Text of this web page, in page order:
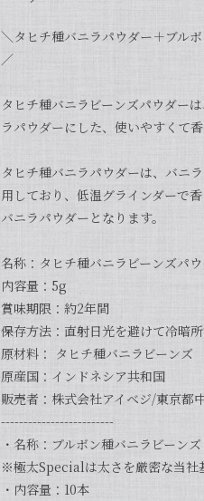
＼タヒチ種バニラパウダー＋ブル
／
タヒチ種バニラビーンズパウダー
ラパウダーにした、使いやすくて
タヒチ種バニラパウダーは、バニ
用しており、低温グラインダーで
バニラパウダーとなります。
名称：タヒチ種バニラビーンズパ
内容量：5g
賞味期限：約2年間
保存方法：直射日光を避けて冷暗
原材料： タヒチ種バニラビーンズ
原産国：インドネシア共和国
販売者：株式会社アイベジ/東京都
-------------------------
・名称：ブルボン種バニラビーン
※極太Specialは太さを厳密な当社
・内容量：10本